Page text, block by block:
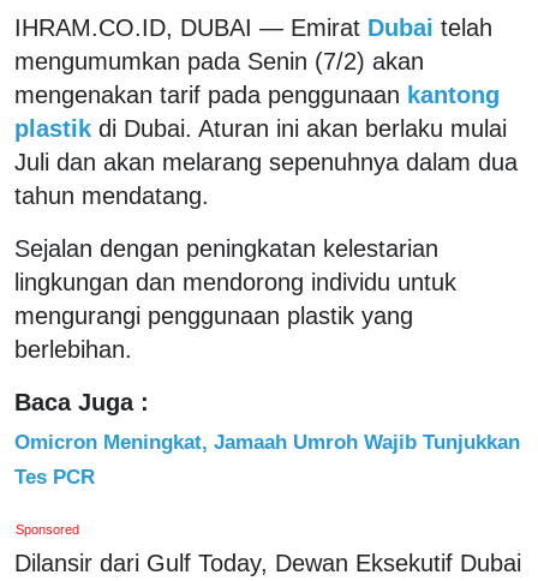
IHRAM.CO.ID, DUBAI — Emirat Dubai telah
mengumumkan pada Senin (7/2) akan
mengenakan tarif pada penggunaan kantong
plastik di Dubai. Aturan ini akan berlaku mulai
Juli dan akan melarang sepenuhnya dalam dua
tahun mendatang.
Sejalan dengan peningkatan kelestarian
lingkungan dan mendorong individu untuk
mengurangi penggunaan plastik yang
berlebihan.
Baca Juga :
Omicron Meningkat, Jamaah Umroh Wajib Tunjukkan
Tes PCR
Sponsored
Dilansir dari Gulf Today, Dewan Eksekutif Dubai